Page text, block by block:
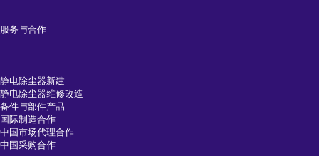
服务与合作
静电除尘器新建
静电除尘器维修改造
备件与部件产品
国际制造合作
中国市场代理合作
中国采购合作